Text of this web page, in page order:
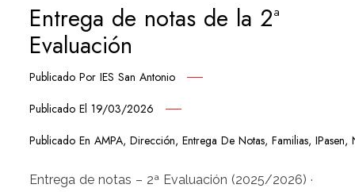
Entrega de notas de la 2ª
Evaluación
Publicado PorIES San Antonio
Publicado El19/03/2026
Publicado EnAMPA,Dirección,Entrega De Notas,Familias,IPasen,
Entrega de notas – 2ª Evaluación (2025/2026) ·